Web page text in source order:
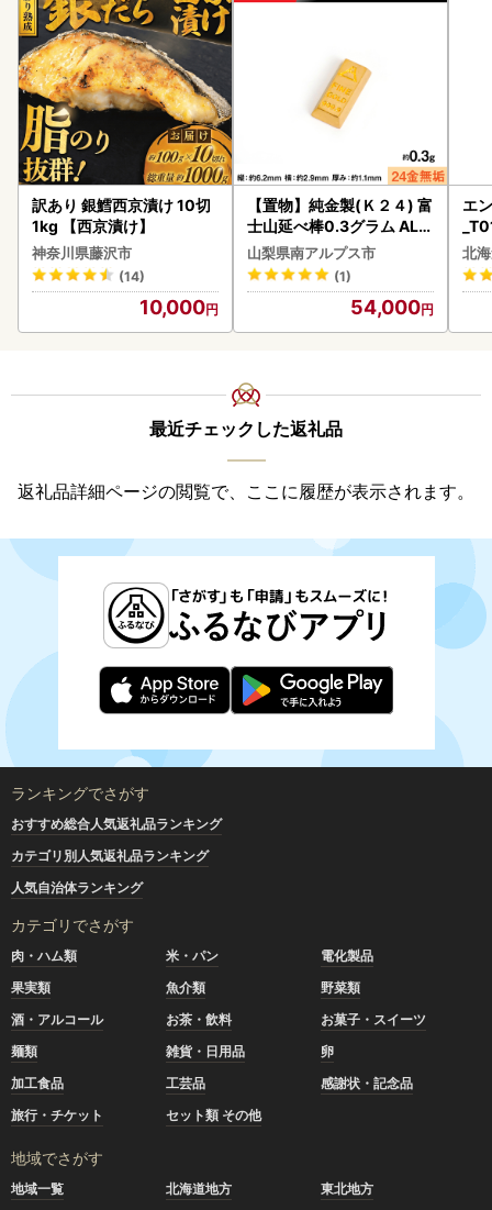
訳あり 銀鱈西京漬け 10切
1kg 【西京漬け】
神奈川県藤沢市
(14)
10,000
【置物】純金製(Ｋ２４) 富
士山延べ棒0.3グラム ALP
BK193
山梨県南アルプス市
(1)
54,000
エ
北
最近チェックした返礼品
返礼品詳細ページの閲覧で、ここに履歴が表示されます。
ランキングでさがす
おすすめ総合人気返礼品ランキング
カテゴリ別人気返礼品ランキング
人気自治体ランキング
カテゴリでさがす
肉・ハム類 米・パン
電化製品
果実類
魚介類
野菜類
酒・アルコール
お茶・飲料
お菓子・スイーツ
麺類
雑貨・日用品
卵
加工食品
工芸品
感謝状・記念品
旅行・チケット
セット類 その他
地域でさがす
地域一覧 北海道地方
東北地方